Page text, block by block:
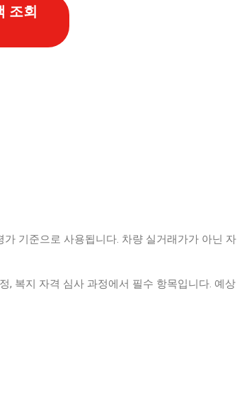
조회
기준으로 사용됩니다. 차량 실거래가가 아닌 자
, 복지 자격 심사 과정에서 필수 항목입니다. 예상